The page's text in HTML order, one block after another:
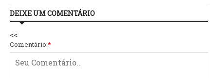
DEIXE UM COMENTÁRIO
<<
Comentário:*